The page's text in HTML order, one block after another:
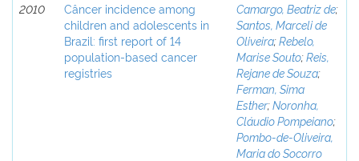
2010
Câncer incidence among
children and adolescents in
Brazil: first report of 14
population-based cancer
registries
Camargo, Beatriz de;
Santos, Marceli de
Oliveira;Rebelo,
Marise Souto;Reis,
Rejane de Souza;
Ferman, Sima
Esther;Noronha,
Cláudio Pompeiano;
Pombo-de-Oliveira,
Maria do Socorro